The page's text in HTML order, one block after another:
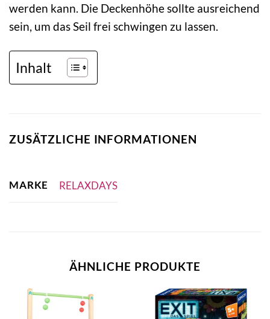
werden kann. Die Deckenhöhe sollte ausreichend
sein, um das Seil frei schwingen zu lassen.
Inhalt
ZUSÄTZLICHE INFORMATIONEN
MARKE RELAXDAYS
ÄHNLICHE PRODUKTE